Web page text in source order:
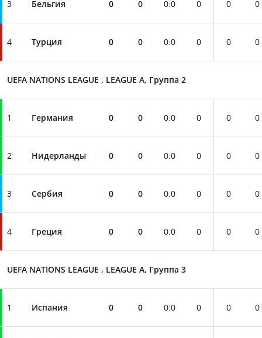
3 Бельгия 0 0 0:0 0 0 0
4 Турция 0 0 0:0 0 0 0
UEFA NATIONS LEAGUE , LEAGUE A, Группа 2
1 Германия 0 0 0:0 0 0 0
2 Нидерланды 0 0 0:0 0 0 0
3 Сербия 0 0 0:0 0 0 0
4 Греция 0 0 0:0 0 0 0
UEFA NATIONS LEAGUE , LEAGUE A, Группа 3
1 Испания 0 0 0:0 0 0 0